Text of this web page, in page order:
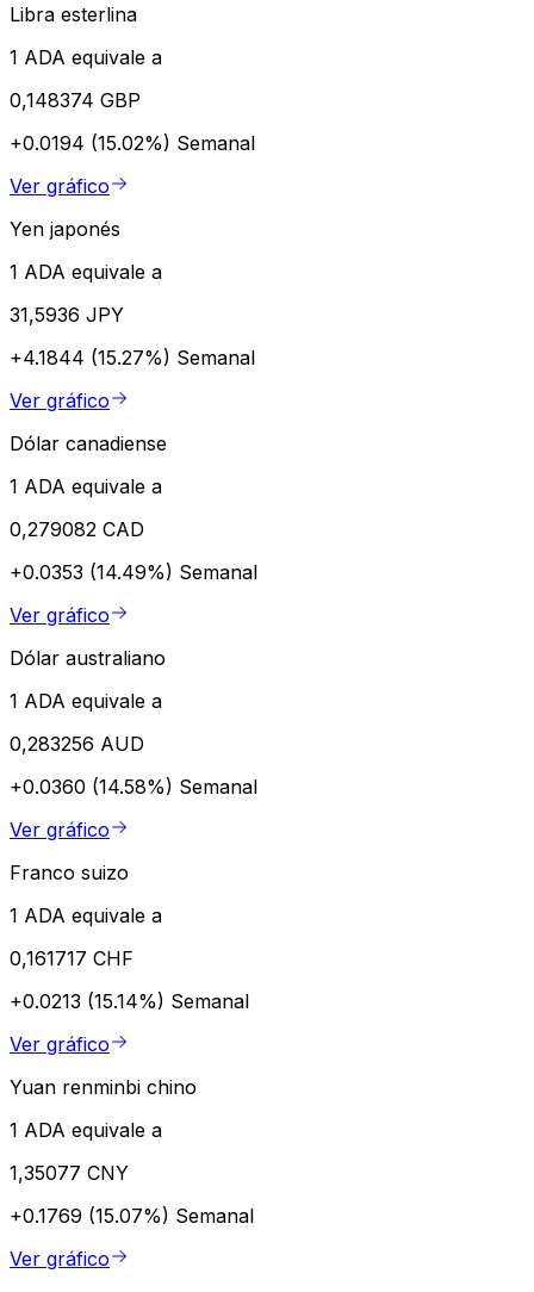
Libra esterlina
1 ADA equivale a
0,148374 GBP
+0.0194 (15.02%) Semanal
Ver gráfico
Yen japonés
1 ADA equivale a
31,5936 JPY
+4.1844 (15.27%) Semanal
Ver gráfico
Dólar canadiense
1 ADA equivale a
0,279082 CAD
+0.0353 (14.49%) Semanal
Ver gráfico
Dólar australiano
1 ADA equivale a
0,283256 AUD
+0.0360 (14.58%) Semanal
Ver gráfico
Franco suizo
1 ADA equivale a
0,161717 CHF
+0.0213 (15.14%) Semanal
Ver gráfico
Yuan renminbi chino
1 ADA equivale a
1,35077 CNY
+0.1769 (15.07%) Semanal
Ver gráfico